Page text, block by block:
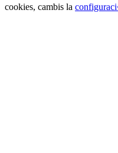
cookies, cambis la